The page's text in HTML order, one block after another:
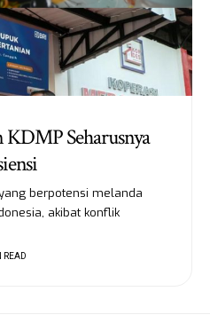
KDMP Seharusnya
berpotensi melanda
akibat konflik
READ